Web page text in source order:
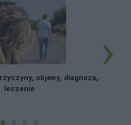
objawy, diagnoza,
leczenie
›